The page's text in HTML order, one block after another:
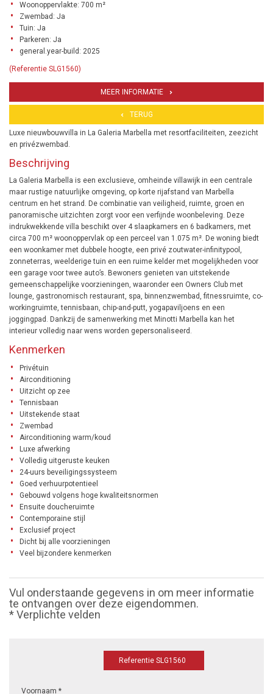
Woonoppervlakte: 700 m²
Zwembad: Ja
Tuin: Ja
Parkeren: Ja
general.year-build: 2025
(Referentie SLG1560)
MEER INFORMATIE
TERUG
Luxe nieuwbouwvilla in La Galeria Marbella met resortfaciliteiten, zeezicht
en privézwembad.
Beschrijving
La Galeria Marbella is een exclusieve, omheinde villawijk in een centrale
maar rustige natuurlijke omgeving, op korte rijafstand van Marbella
centrum en het strand. De combinatie van veiligheid, ruimte, groen en
panoramische uitzichten zorgt voor een verfijnde woonbeleving. Deze
indrukwekkende villa beschikt over 4 slaapkamers en 6 badkamers, met
circa 700 m² woonoppervlak op een perceel van 1.075 m². De woning biedt
een woonkamer met dubbele hoogte, een privé zoutwater-infinitypool,
zonneterras, weelderige tuin en een ruime kelder met mogelijkheden voor
een garage voor twee auto’s. Bewoners genieten van uitstekende
gemeenschappelijke voorzieningen, waaronder een Owners Club met
lounge, gastronomisch restaurant, spa, binnenzwembad, fitnessruimte, co-
workingruimte, tennisbaan, chip-and-putt, yogapaviljoens en een
joggingpad. Dankzij de samenwerking met Minotti Marbella kan het
interieur volledig naar wens worden gepersonaliseerd.
Kenmerken
Privétuin
Airconditioning
Uitzicht op zee
Tennisbaan
Uitstekende staat
Zwembad
Airconditioning warm/koud
Luxe afwerking
Volledig uitgeruste keuken
24-uurs beveiligingssysteem
Goed verhuurpotentieel
Gebouwd volgens hoge kwaliteitsnormen
Ensuite doucheruimte
Contemporaine stijl
Exclusief project
Dicht bij alle voorzieningen
Veel bijzondere kenmerken
Vul onderstaande gegevens in om meer informatie
te ontvangen over deze eigendommen.
* Verplichte velden
Referentie SLG1560
Voornaam *